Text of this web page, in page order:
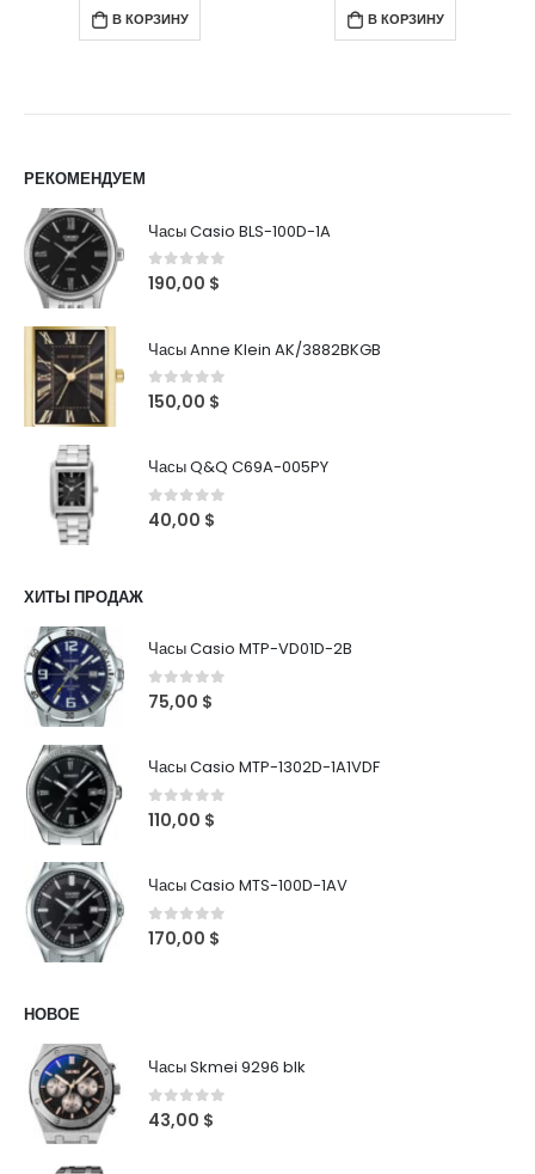
В КОРЗИНУ В КОРЗИНУ
РЕКОМЕНДУЕМ
Часы Casio BLS-100D-1A
0out of 5
190,00 $
Часы Anne Klein AK/3882BKGB
0out of 5
150,00 $
Часы Q&Q C69A-005PY
0 out of 5
40,00 $
ХИТЫ ПРОДАЖ
Часы Casio MTP-VD01D-2B
0out of 5
75,00 $
Часы Casio MTP-1302D-1A1VDF
0out of 5
110,00 $
Часы Casio MTS-100D-1AV
0out of 5
170,00 $
НОВОЕ
Часы Skmei 9296 blk
0 out of 5
43,00 $